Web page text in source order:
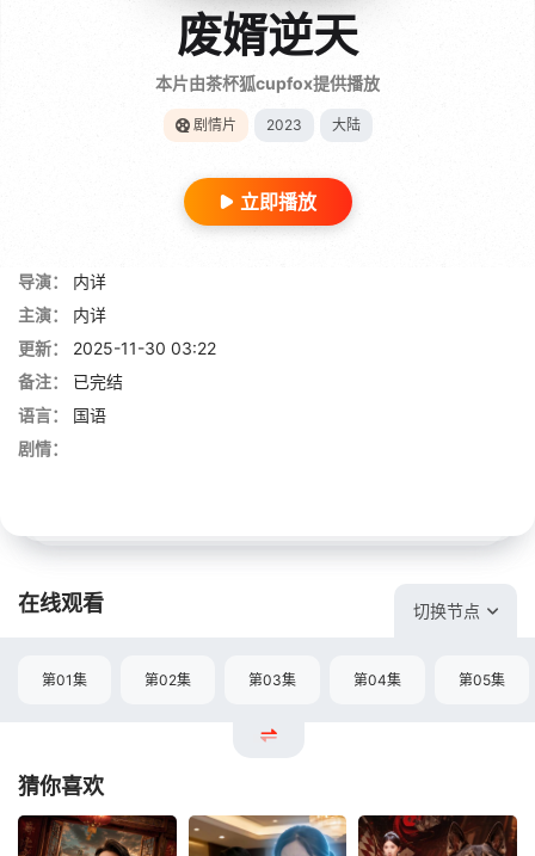
废婿逆天
本片由茶杯狐cupfox提供播放
剧情片 2023 大陆
立即播放
导演：
内详
主演：
内详
更新：
2025-11-30 03:22
备注：
已完结
语言：
国语
剧情：
在线观看 切换节点
第01集 第02集 第03集 第04集 第05集
猜你喜欢